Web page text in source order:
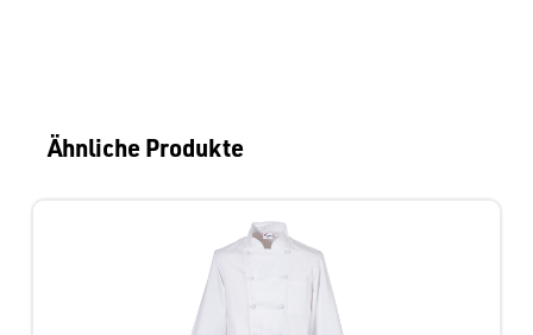
Produktgalerie überspringen
Ähnliche Produkte